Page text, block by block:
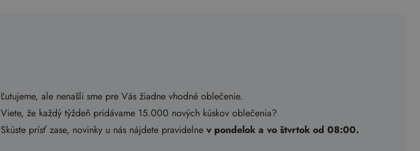
Ľutujeme, ale nenašli sme pre Vás žiadne vhodné oblečenie.
Viete, že každý týždeň pridávame 15.000 nových kúskov oblečenia?
Skúste prísť zase, novinky u nás nájdete pravidelnev pondelok a vo štvrtok od 08:00.